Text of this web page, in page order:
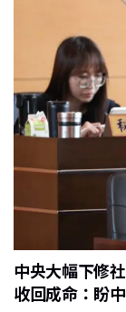
中央大幅下修
收回成命：盼